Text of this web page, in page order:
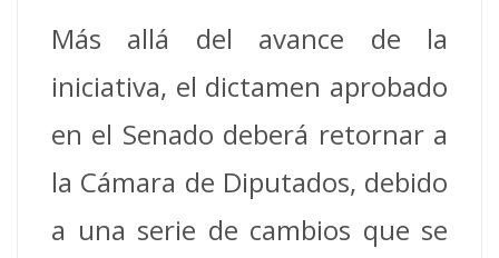
Más allá del avance de la
iniciativa, el dictamen aprobado
en el Senado deberá retornar a
la Cámara de Diputados, debido
a una serie de cambios que se